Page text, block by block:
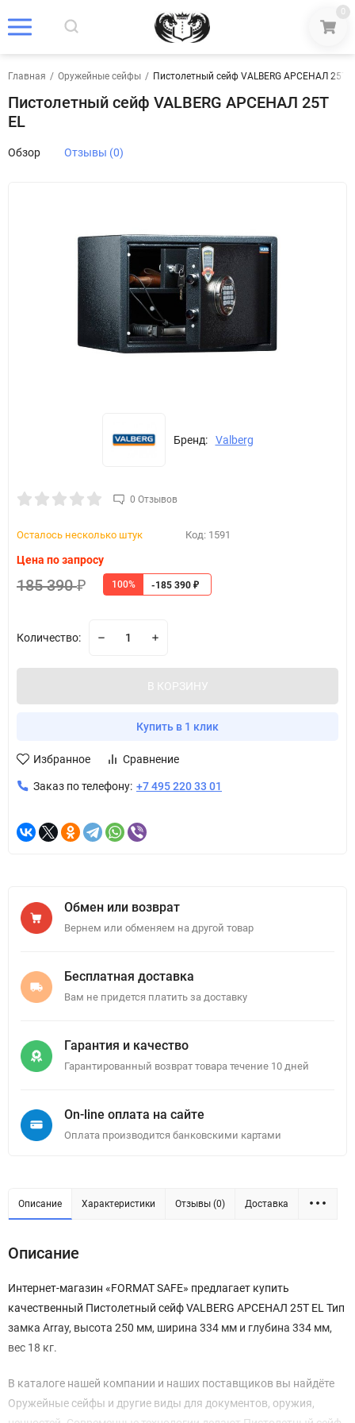
0
Главная / Оружейные сейфы / Пистолетный сейф VALBERG АРСЕНАЛ 25T
Пистолетный сейф VALBERG АРСЕНАЛ 25T
EL
Обзор Отзывы (0)
Бренд: Valberg
0 Отзывов
Осталось несколько штук Код: 1591
Цена по запросу
185 390₽ 100% -185 390 ₽
Количество:
В КОРЗИНУ
Купить в 1 клик
Избранное Сравнение
Заказ по телефону: +7 495 220 33 01
Обмен или возврат
Вернем или обменяем на другой товар
Бесплатная доставка
Вам не придется платить за доставку
Гарантия и качество
Гарантированный возврат товара течение 10 дней
On-line оплата на сайте
Оплата производится банковскими картами
Описание Характеристики Отзывы (0) Доставка
Описание
Интернет-магазин «FORMAT SAFE» предлагает купить
качественный Пистолетный сейф VALBERG АРСЕНАЛ 25T EL Тип
замка Array, высота 250 мм, ширина 334 мм и глубина 334 мм,
вес 18 кг.
В каталоге нашей компании и наших поставщиков вы найдёте
Оружейные сейфы и другие виды для документов, оружия,